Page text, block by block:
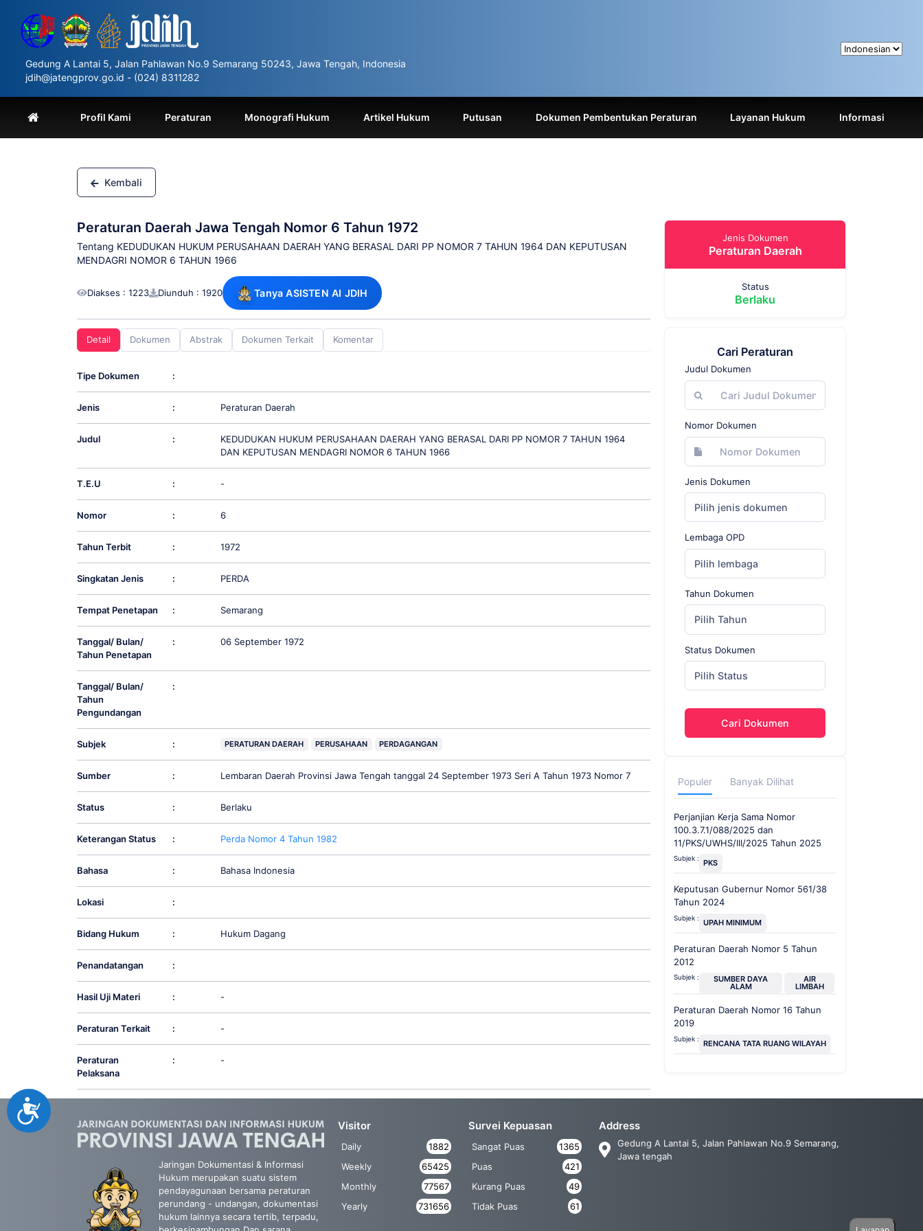
website
includes
accessibility
system.
Control-
F11
Accessibility
Gedung A Lantai 5, Jalan Pahlawan No.9 Semarang 50243, Jawa Tengah, Indonesia
jdih@jatengprov.go.id - (024) 8311282
Profil Kami Peraturan Monografi Hukum Artikel Hukum Putusan Dokumen Pembentukan Peraturan Layanan Hukum Informasi
Kembali
Peraturan Daerah Jawa Tengah Nomor 6 Tahun 1972
Tentang KEDUDUKAN HUKUM PERUSAHAAN DAERAH YANG BERASAL DARI PP NOMOR 7 TAHUN 1964 DAN KEPUTUSAN
MENDAGRI NOMOR 6 TAHUN 1966
Diakses : 1223 Diunduh : 1920 Tanya ASISTEN AI JDIH
Detail Dokumen Abstrak Dokumen Terkait Komentar
Tipe Dokumen :
Jenis : Peraturan Daerah
Judul :
KEDUDUKAN HUKUM PERUSAHAAN DAERAH YANG BERASAL DARI PP NOMOR 7 TAHUN 1964
DAN KEPUTUSAN MENDAGRI NOMOR 6 TAHUN 1966
T.E.U : -
Nomor : 6
Tahun Terbit : 1972
Singkatan Jenis : PERDA
Tempat Penetapan : Semarang
Tanggal/ Bulan/
Tahun Penetapan
: 06 September 1972
Tanggal/ Bulan/
Tahun
Pengundangan
:
Subjek : PERATURAN DAERAH PERUSAHAAN PERDAGANGAN
Sumber : Lembaran Daerah Provinsi Jawa Tengah tanggal 24 September 1973 Seri A Tahun 1973 Nomor 7
Status : Berlaku
Keterangan Status : Perda Nomor 4 Tahun 1982
Bahasa : Bahasa Indonesia
Lokasi :
Bidang Hukum : Hukum Dagang
Penandatangan :
Hasil Uji Materi : -
Peraturan Terkait : -
Peraturan
Pelaksana
: -
Jenis Dokumen
Peraturan Daerah
Status
Berlaku
Cari Peraturan
Judul Dokumen
Nomor Dokumen
Jenis Dokumen
Pilih jenis dokumen
Lembaga OPD
Pilih lembaga
Tahun Dokumen
Pilih Tahun
Status Dokumen
Pilih Status
Cari Dokumen
Populer Banyak Dilihat
Perjanjian Kerja Sama Nomor
100.3.7.1/088/2025 dan
11/PKS/UWHS/III/2025 Tahun 2025
Subjek : PKS
Keputusan Gubernur Nomor 561/38
Tahun 2024
Subjek : UPAH MINIMUM
Peraturan Daerah Nomor 5 Tahun
2012
Subjek : SUMBER DAYA
ALAM
AIR
LIMBAH
Peraturan Daerah Nomor 16 Tahun
2019
Subjek : RENCANA TATA RUANG WILAYAH
Jaringan Dokumentasi & Informasi
Hukum merupakan suatu sistem
pendayagunaan bersama peraturan
perundang - undangan, dokumentasi
hukum lainnya secara tertib, terpadu,
Visitor
Daily
1882
Weekly
65425
Monthly
77567
Yearly
731656
Survei Kepuasan
Sangat Puas
1365
Puas
421
Kurang Puas
49
Tidak Puas
61
Address
Gedung A Lantai 5, Jalan Pahlawan No.9 Semarang,
Jawa tengah